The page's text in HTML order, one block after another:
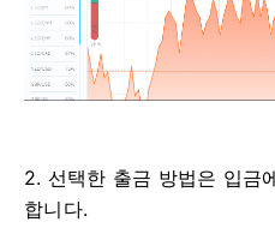
2. 선택한 출금 방법은 입금
합니다.